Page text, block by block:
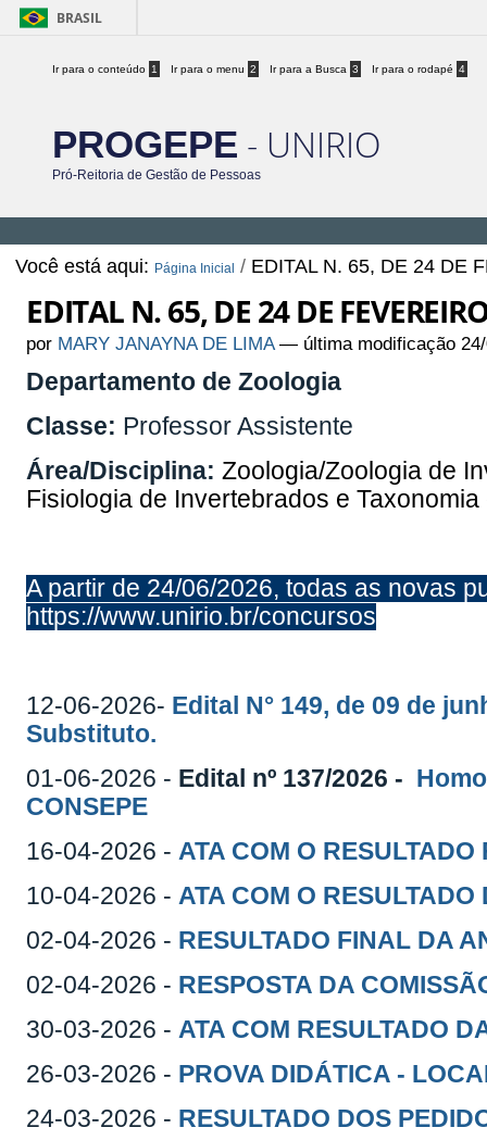
BRASIL
Ir para o conteúdo 1 Ir para o menu 2 Ir para a Busca 3 Ir para o rodapé 4
PROGEPE - UNIRIO
Pró-Reitoria de Gestão de Pessoas
Você está aqui: Página Inicial / EDITAL N. 65, DE 24 DE
EDITAL N. 65, DE 24 DE
por MARY JANAYNA DE LIMA— última modificação
Departamento de Zoologia
Classe: Professor Assistente
Área/Disciplina:Zoologia/Zoologia de
Fisiologia de Invertebrados e
A partir de 24/06/2026, todas as novas
https://www.unirio.br/concursos
12-06-2026- Edital N° 149, de 09 de
Substituto.
01-06-2026 - Edital nº 137/2026 -
CONSEPE
16-04-2026 -ATA COM O
10-04-2026 -ATA COM O
02-04-2026 - RESULTADO FINAL DA
02-04-2026 - RESPOSTA DA
30-03-2026 -ATA COM RESULTADO
26-03-2026 - PROVA DIDÁTICA -
24-03-2026 - RESULTADO DOS